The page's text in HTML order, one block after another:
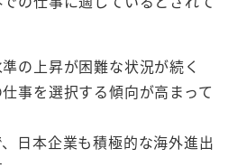
の上昇が困難な状況が続く
事を選択する傾向が高まって
日本企業も積極的な海外進出